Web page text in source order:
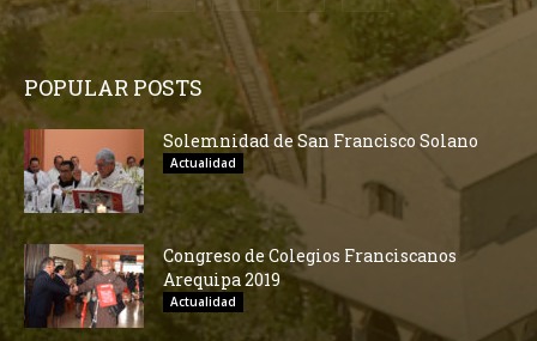
POPULAR POSTS
Solemnidad de San Francisco Solano
Actualidad
Congreso de Colegios Franciscanos
Arequipa 2019
Actualidad